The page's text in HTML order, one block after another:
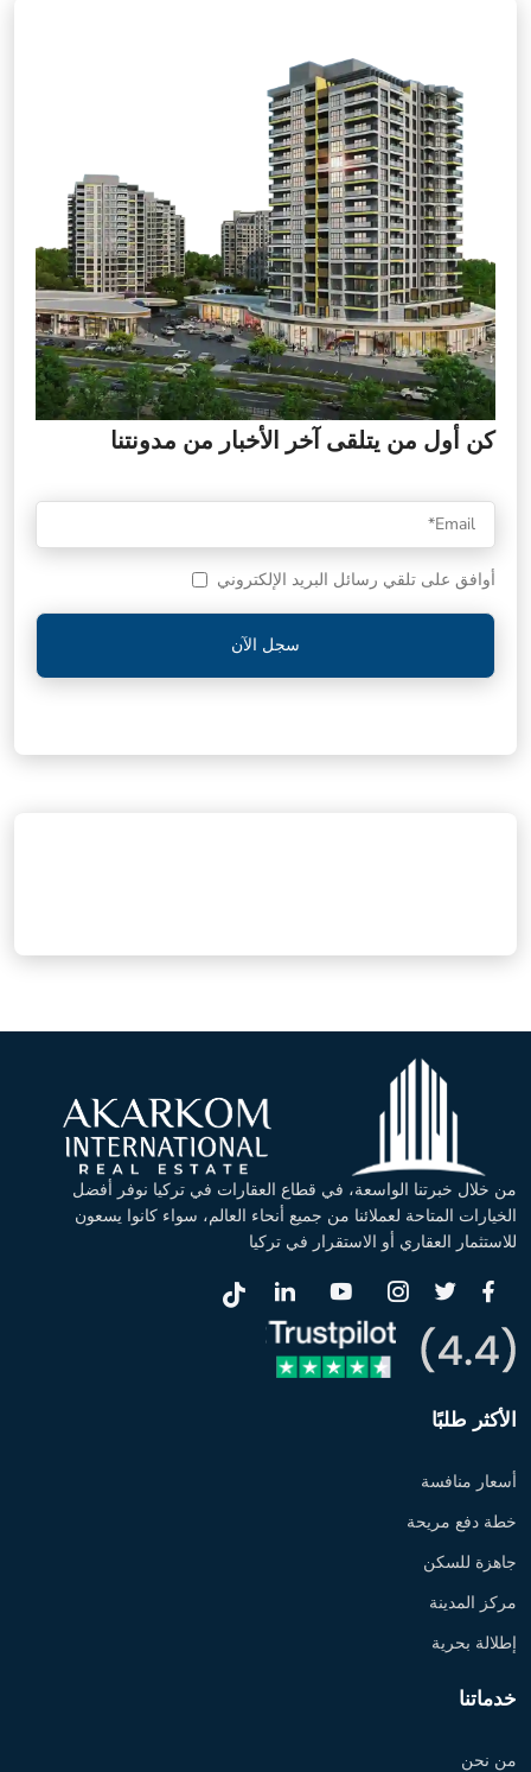
كن أول من يتلقى آخر الأخبار من مدونتنا
أوافق على تلقي رسائل البريد الإلكتروني
سجل الآن
من خلال خبرتنا الواسعة، في قطاع العقارات في تركيا نوفر أفضل
الخيارات المتاحة لعملائنا من جميع أنحاء العالم، سواء كانوا يسعون
للاستثمار العقاري أو الاستقرار في تركيا
الأكثر طلبًا
أسعار منافسة
خطة دفع مريحة
جاهزة للسكن
مركز المدينة
إطلالة بحرية
خدماتنا
من نحن